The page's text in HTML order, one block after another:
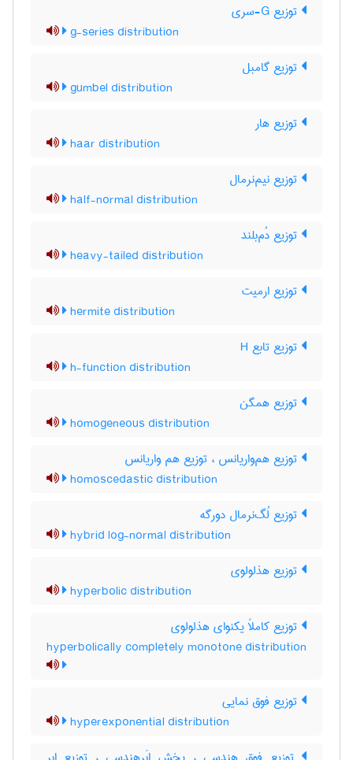
توزیع G-سری
g-series distribution
توزیع گامبل
gumbel distribution
توزیع هار
haar distribution
توزیع نیم‌نرمال
half-normal distribution
توزیع دُم‌بلند
heavy-tailed distribution
توزیع ارمیت
hermite distribution
توزیع تابع H
h-function distribution
توزیع همگن
homogeneous distribution
توزیع هم‌واریانس ، توزیع هم واریانس
homoscedastic distribution
توزیع لُگ‌نرمال دورگه
hybrid log-normal distribution
توزیع هذلولوی
hyperbolic distribution
توزیع کاملاً یکنوای هذلولوی
hyperbolically completely monotone distribution
توزیع فوق نمایی
hyperexponential distribution